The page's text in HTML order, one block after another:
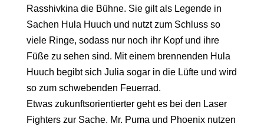
Rasshivkina die Bühne. Sie gilt als Legende in
Sachen Hula Huuch und nutzt zum Schluss so
viele Ringe, sodass nur noch ihr Kopf und ihre
Füße zu sehen sind. Mit einem brennenden Hula
Huuch begibt sich Julia sogar in die Lüfte und wird
so zum schwebenden Feuerrad.
Etwas zukunftsorientierter geht es bei den Laser
Fighters zur Sache. Mr. Puma und Phoenix nutzen